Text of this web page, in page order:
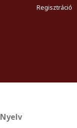
Regisztráció
Nyelv